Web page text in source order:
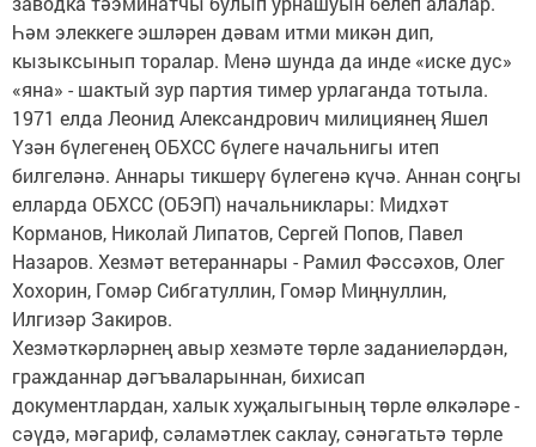
Һәм элеккеге эшләрен дәвам итми микән дип,
кызыксынып торалар. Менә шунда да инде «иске дус»
«яна» - шактый зур партия тимер урлаганда тотыла.
1971 елда Леонид Александрович милициянең Яшел
Үзән бүлегенең ОБХСС бүлеге начальнигы итеп
билгеләнә. Аннары тикшерү бүлегенә күчә. Аннан соңгы
елларда ОБХСС (ОБЭП) начальниклары: Мидхәт
Корманов, Николай Липатов, Сергей Попов, Павел
Назаров. Хезмәт ветераннары - Рамил Фәссәхов, Олег
Хохорин, Гомәр Сибгатуллин, Гомәр Миңнуллин,
Илгизәр Закиров.
Хезмәткәрләрнең авыр хезмәте төрле заданиеләрдән,
гражданнар дәгъваларыннан, бихисап
документлардан, халык хуҗалыгының төрле өлкәләре -
сәүдә, мәгариф, сәламәтлек саклау, сәнәгатьтә төрле